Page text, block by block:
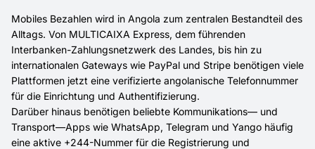
Mobiles Bezahlen wird in Angola zum zentralen Bestandteil des
Alltags. Von MULTICAIXA Express, dem führenden
Interbanken-Zahlungsnetzwerk des Landes, bis hin zu
internationalen Gateways wie PayPal und Stripe benötigen viele
Plattformen jetzt eine verifizierte angolanische Telefonnummer
für die Einrichtung und Authentifizierung.
Darüber hinaus benötigen beliebte Kommunikations— und
Transport—Apps wie WhatsApp, Telegram und Yango häufig
eine aktive +244-Nummer für die Registrierung und